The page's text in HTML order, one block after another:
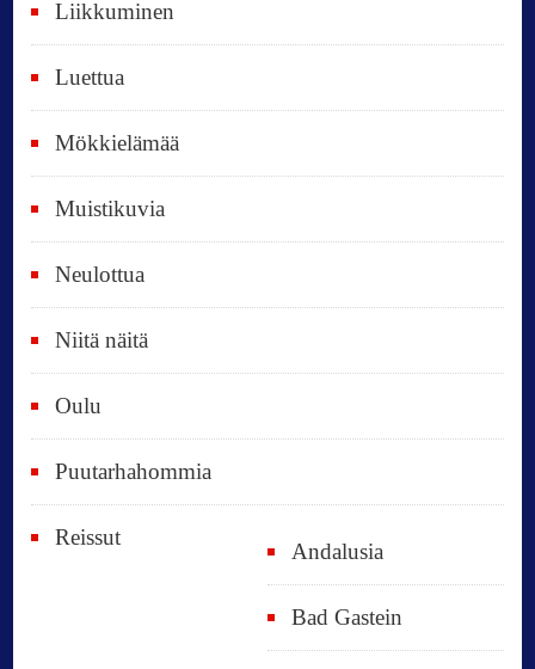
ä
ä
t
Liikkuminen
Luettua
Mökkielämää
Muistikuvia
Neulottua
Niitä näitä
Oulu
Puutarhahommia
Reissut
Andalusia
Bad Gastein